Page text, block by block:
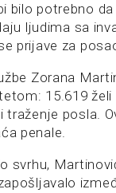
bilo potrebno
ljudima sa
prijave za
Zorana
15.619
traženje posla.
penale.
svrhu,